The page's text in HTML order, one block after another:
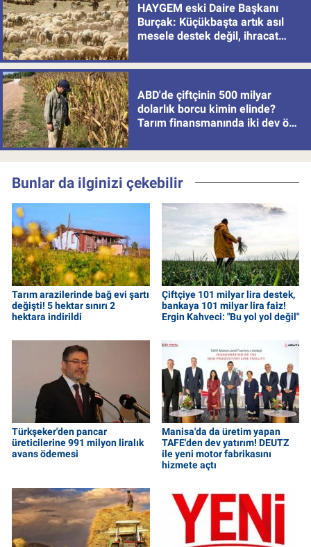
HAYGEM eski Daire Başkanı
Burçak: Küçükbaşta artık asıl
mesele destek değil, ihracat
ABD'de çiftçinin 500 milyar
dolarlık borcu kimin elinde?
Tarım finansmanında iki dev öne
Bunlar da ilginizi çekebilir
Tarım arazilerinde bağ evi şartı
değişti! 5 hektar sınırı 2
hektara indirildi
Çiftçiye 101 milyar lira destek,
bankaya 101 milyar lira faiz!
Ergin Kahveci: "Bu yol yol değil"
Türkşeker'den pancar
üreticilerine 991 milyon liralık
avans ödemesi
Manisa'da da üretim yapan
TAFE'den dev yatırım! DEUTZ
ile yeni motor fabrikasını
hizmete açtı